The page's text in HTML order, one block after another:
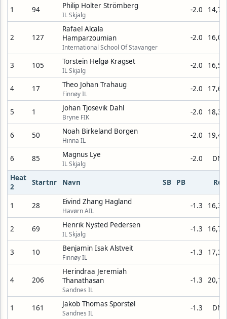
1 94 Philip Holter Strömberg
IL Skjalg
-2.0 14,75
2 127
Rafael Alcala
Hamparzoumian
International School Of Stavanger
-2.0 16,06
3 105 Torstein Helgø Kragset
IL Skjalg
-2.0 16,55
4 17 Theo Johan Trahaug
Finnøy IL
-2.0 17,60
5 1 Johan Tjosevik Dahl
Bryne FIK
-2.0 18,31
6 50 Noah Birkeland Borgen
Hinna IL
-2.0 19,45
6 85 Magnus Lye
IL Skjalg
-2.0 DNS
Heat
2
Startnr Navn SB PB Res
1 28 Eivind Zhang Hagland
Havørn AIL
-1.3 16,39
2 69 Henrik Nysted Pedersen
IL Skjalg
-1.3 16,73
3 10 Benjamin Isak Alstveit
Finnøy IL
-1.3 17,37
4 206
Herindraa Jeremiah
Thanathasan
Sandnes IL
-1.3 20,12
1 161 Jakob Thomas Sporstøl
Sandnes IL
-1.3 DNS